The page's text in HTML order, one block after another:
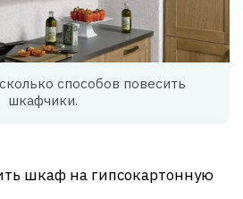
способов повесить
шкафчики.
шкаф на гипсокартонную